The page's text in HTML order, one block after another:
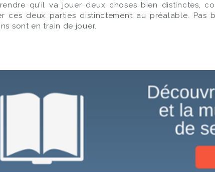
qu’il va jouer deux choses bien distinctes,
ces deux parties distinctement au préalable. Pas
sont en train de jouer.